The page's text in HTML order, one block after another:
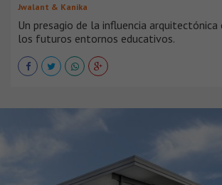
Jwalant & Kanika
Un presagio de la influencia arquitectónica
los futuros entornos educativos.